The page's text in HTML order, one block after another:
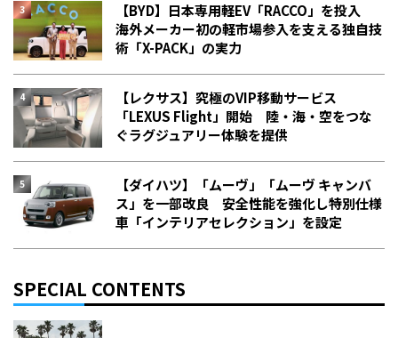
【BYD】日本専用軽EV「RACCO」を投入
海外メーカー初の軽市場参入を支える独自技
術「X-PACK」の実力
【レクサス】究極のVIP移動サービス
「LEXUS Flight」開始 陸・海・空をつな
ぐラグジュアリー体験を提供
【ダイハツ】「ムーヴ」「ムーヴ キャンバ
ス」を一部改良 安全性能を強化し特別仕様
車「インテリアセレクション」を設定
SPECIAL CONTENTS